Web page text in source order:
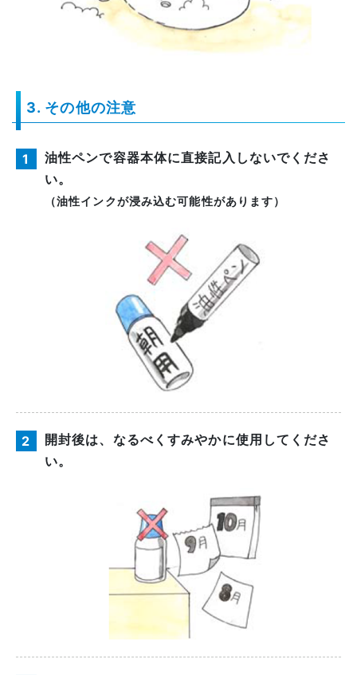
3. その他の注意
1
油性ペンで容器本体に直接記入しないでくださ
い。
（油性インクが浸み込む可能性があります）
2
開封後は、なるべくすみやかに使用してくださ
い。